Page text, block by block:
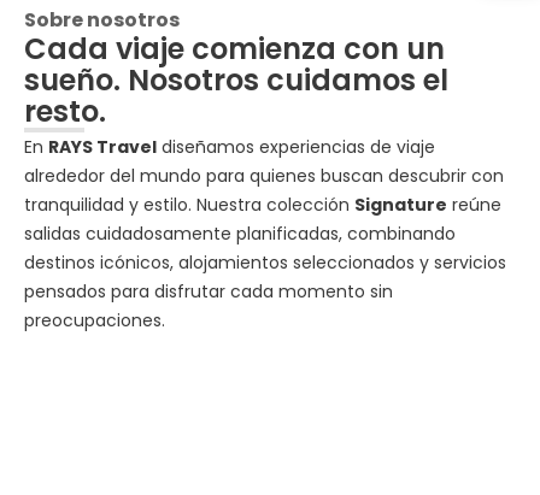
Sobre nosotros
Cada viaje comienza con un
sueño. Nosotros cuidamos el
resto.
En RAYS Travel diseñamos experiencias de viaje
alrededor del mundo para quienes buscan descubrir con
tranquilidad y estilo. Nuestra colección Signature reúne
salidas cuidadosamente planificadas, combinando
destinos icónicos, alojamientos seleccionados y servicios
pensados para disfrutar cada momento sin
preocupaciones.